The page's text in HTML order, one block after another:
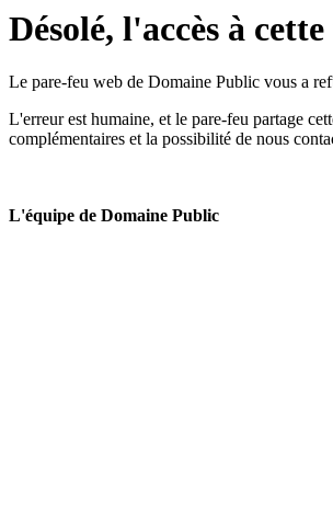
Désolé, l'accès à
Le pare-feu web de Domaine Public vous a
L'erreur est humaine, et le pare-feu partage
complémentaires et la possibilité de nous
L'équipe de Domaine Public